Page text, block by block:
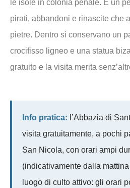
le isole in colonia penale. È un
pirati, abbandoni e rinascite che
pietre. Dentro si conservano un
crocifisso ligneo e una statua
gratuito e la visita merita
Info pratica: l’Abbazia di
visita gratuitamente, a pochi
San Nicola, con orari ampi
(indicativamente dalla
luogo di culto attivo: gli orari